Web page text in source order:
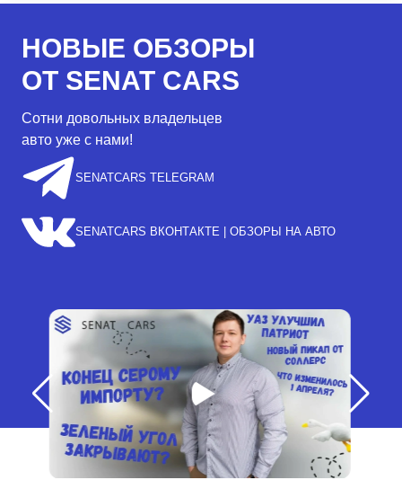
НОВЫЕ ОБЗОРЫ
ОТ SENAT CARS
Сотни довольных владельцев
авто уже с нами!
SENATCARS TELEGRAM
SENATCARS ВКОНТАКТЕ | ОБЗОРЫ НА АВТО